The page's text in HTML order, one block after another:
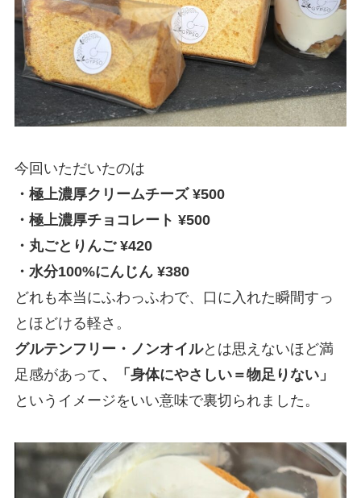
今回いただいたのは
・極上濃厚クリームチーズ ¥500
・極上濃厚チョコレート ¥500
・丸ごとりんご ¥420
・水分100%にんじん ¥380
どれも本当にふわっふわで、口に入れた瞬間すっ
とほどける軽さ。
グルテンフリー・ノンオイルとは思えないほど満
足感があって 、「身体にやさしい＝物足りない」
というイメージをいい意味で裏切られました。